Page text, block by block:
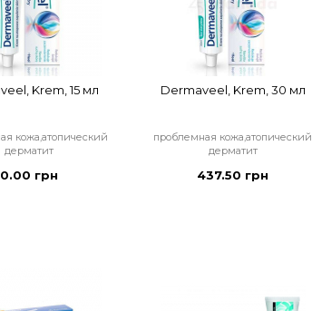
Krem, 15 мл
кожа,атопический
дерматит
0.00 грн
Dermaveel, Krem, 30 мл
проблемная кожа,атопический
дерматит
437.50 грн